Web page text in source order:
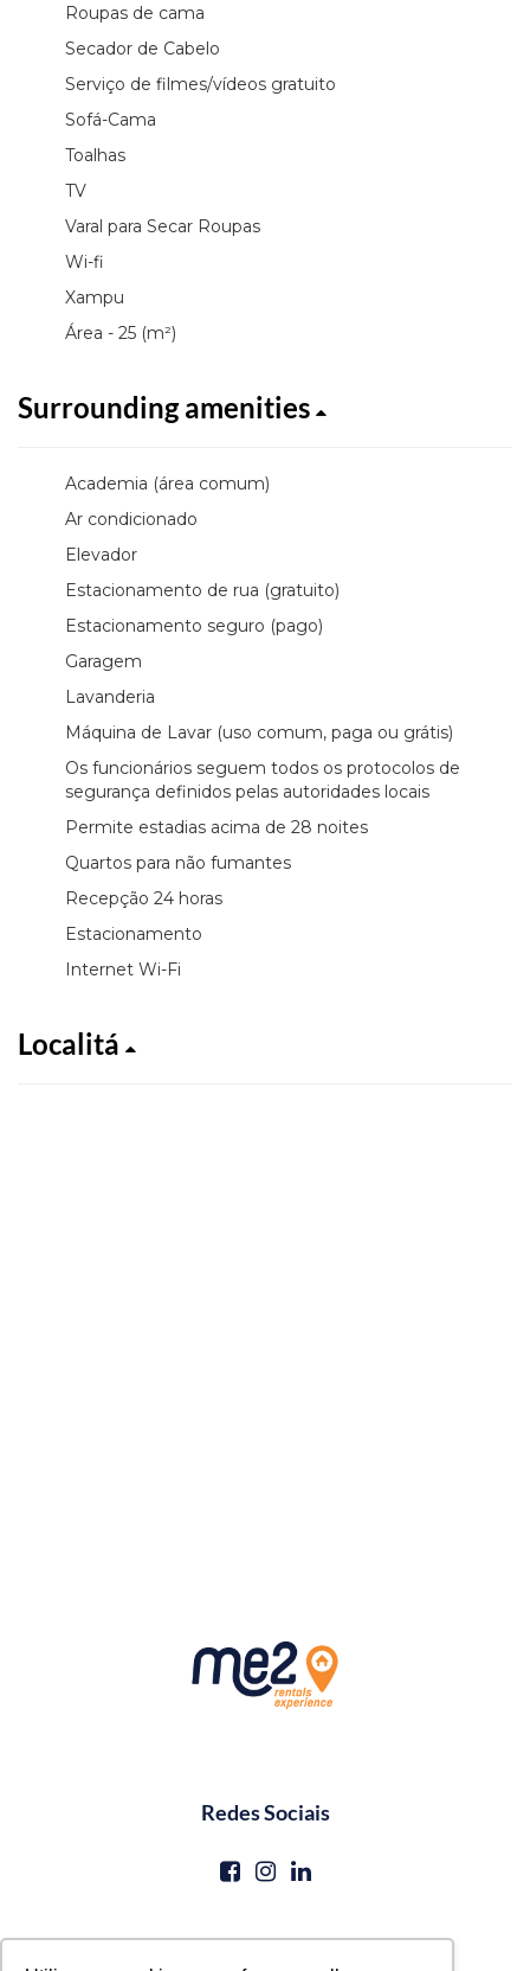
Roupas de cama
Secador de Cabelo
Serviço de filmes/vídeos gratuito
Sofá-Cama
Toalhas
TV
Varal para Secar Roupas
Wi-fi
Xampu
Área - 25 (m²)
Surrounding amenities
Academia (área comum)
Ar condicionado
Elevador
Estacionamento de rua (gratuito)
Estacionamento seguro (pago)
Garagem
Lavanderia
Máquina de Lavar (uso comum, paga ou grátis)
Os funcionários seguem todos os protocolos de
segurança definidos pelas autoridades locais
Permite estadias acima de 28 noites
Quartos para não fumantes
Recepção 24 horas
Estacionamento
Internet Wi-Fi
Localitá
Redes Sociais